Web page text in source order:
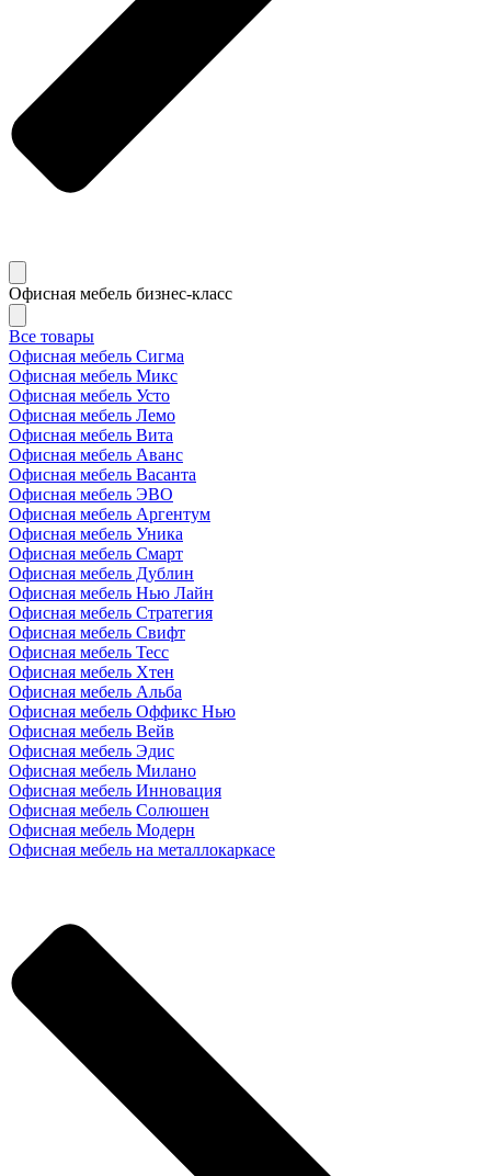
Офисная мебель бизнес-класс
Все товары
Офисная мебель Сигма
Офисная мебель Микс
Офисная мебель Усто
Офисная мебель Лемо
Офисная мебель Вита
Офисная мебель Аванс
Офисная мебель Васанта
Офисная мебель ЭВО
Офисная мебель Аргентум
Офисная мебель Уника
Офисная мебель Смарт
Офисная мебель Дублин
Офисная мебель Нью Лайн
Офисная мебель Стратегия
Офисная мебель Свифт
Офисная мебель Тесс
Офисная мебель Хтен
Офисная мебель Альба
Офисная мебель Оффикс Нью
Офисная мебель Вейв
Офисная мебель Эдис
Офисная мебель Милано
Офисная мебель Инновация
Офисная мебель Солюшен
Офисная мебель Модерн
Офисная мебель на металлокаркасе